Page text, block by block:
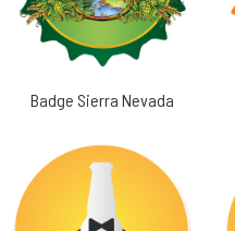
Badge Sierra Nevada